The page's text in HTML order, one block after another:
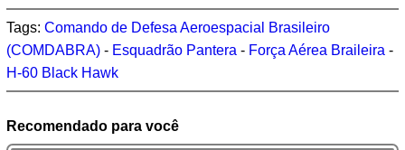
Tags: Comando de Defesa Aeroespacial Brasileiro
(COMDABRA) - Esquadrão Pantera - Força Aérea Braileira -
H-60 Black Hawk
Recomendado para você